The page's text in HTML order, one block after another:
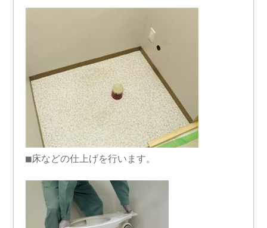
■床などの仕上げを行います。